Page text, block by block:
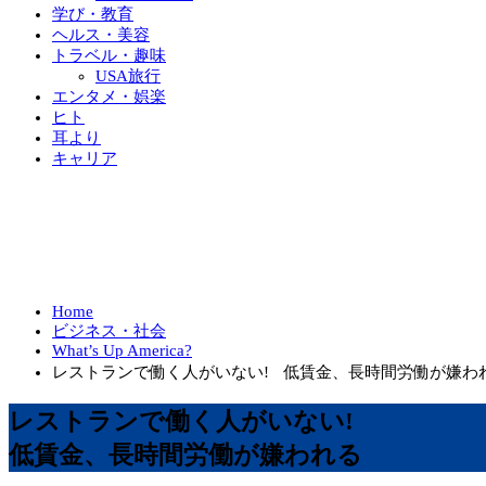
学び・教育
ヘルス・美容
トラベル・趣味
USA旅行
エンタメ・娯楽
ヒト
耳より
キャリア
Home
ビジネス・社会
What’s Up America?
レストランで働く人がいない! 低賃金、長時間労働が嫌わ
レストランで働く人がいない!
低賃金、長時間労働が嫌われる